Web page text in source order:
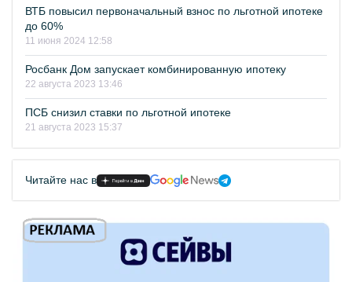
ВТБ повысил первоначальный взнос по льготной ипотеке
до 60%
11 июня 2024 12:58
Росбанк Дом запускает комбинированную ипотеку
22 августа 2023 13:46
ПСБ снизил ставки по льготной ипотеке
21 августа 2023 15:37
Читайте нас в